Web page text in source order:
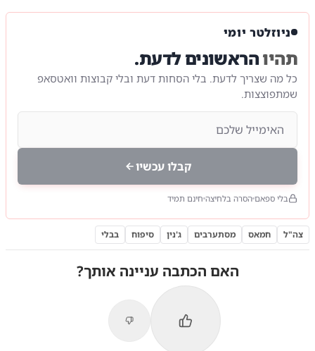
ניוזלטר יומי
תהיוהראשונים לדעת.
כל מה שצריך לדעת. בלי הסחות דעת ובלי קבוצות וואטסאפ
שמתפוצצות.
קבלו עכשיו
בלי ספאם הסרה בלחיצה חינם תמיד
צה"ל חמאס מסתערבים ג'נין סיפוח בבלי
האם הכתבה עניינה אותך?